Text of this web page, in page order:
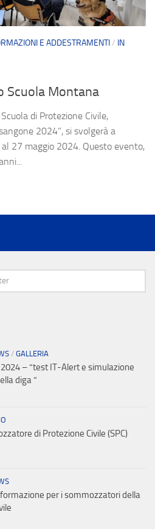
E ADDESTRAMENTI/ IN
Scuola Montana
di Protezione Civile,
2024”, si svolgerà a
27 maggio 2024. Questo evento,
/ GALLERIA
– “test IT-Alert e simulazione
diga “
di Protezione Civile (SPC)
per i sommozzatori della